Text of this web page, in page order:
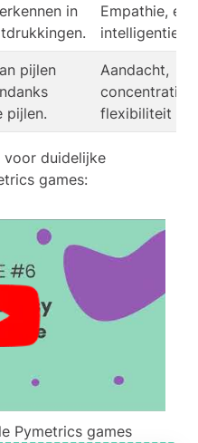
in
Empathie,
intelligentie
pijlen
pijlen.
Aandacht,
concentratie,
flexibiliteit
voor duidelijke
games:
Pymetrics games